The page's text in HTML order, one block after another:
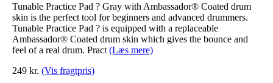
Tunable Practice Pad ? Gray with Ambassador® Coated drum
skin is the perfect tool for beginners and advanced drummers.
Tunable Practice Pad ? is equipped with a replaceable
Ambassador® Coated drum skin which gives the bounce and
feel of a real drum. Pract (Læs mere)
249 kr. (Vis fragtpris)